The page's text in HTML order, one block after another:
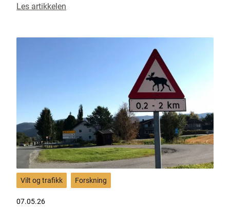
Les artikkelen
Vilt og trafikk Forskning
07.05.26